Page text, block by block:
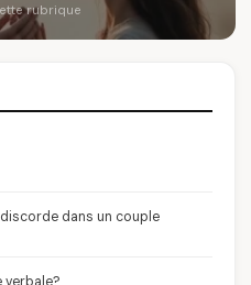
rubrique
dans un couple